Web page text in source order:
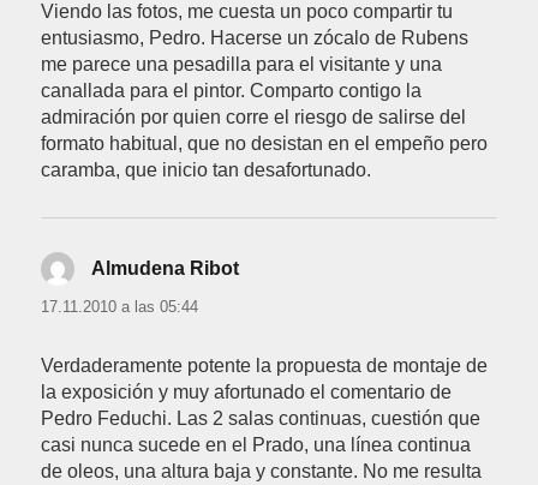
Viendo las fotos, me cuesta un poco compartir tu
entusiasmo, Pedro. Hacerse un zócalo de Rubens
me parece una pesadilla para el visitante y una
canallada para el pintor. Comparto contigo la
admiración por quien corre el riesgo de salirse del
formato habitual, que no desistan en el empeño pero
caramba, que inicio tan desafortunado.
Almudena Ribot
17.11.2010 a las 05:44
Verdaderamente potente la propuesta de montaje de
la exposición y muy afortunado el comentario de
Pedro Feduchi. Las 2 salas continuas, cuestión que
casi nunca sucede en el Prado, una línea continua
de oleos, una altura baja y constante. No me resulta